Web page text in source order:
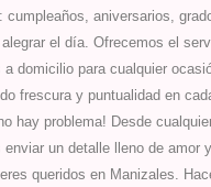
cumpleaños, aniversarios,
el día. Ofrecemos el
domicilio para cualquier
frescura y puntualidad en
hay problema! Desde
enviar un detalle lleno de amor y
queridos en Manizales.